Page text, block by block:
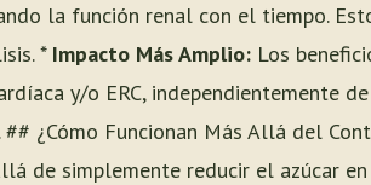
la función renal con el tiempo.
* Impacto Más Amplio: Los
y/o ERC, independientemente
¿Cómo Funcionan Más Allá del
de simplemente reducir el azúcar en